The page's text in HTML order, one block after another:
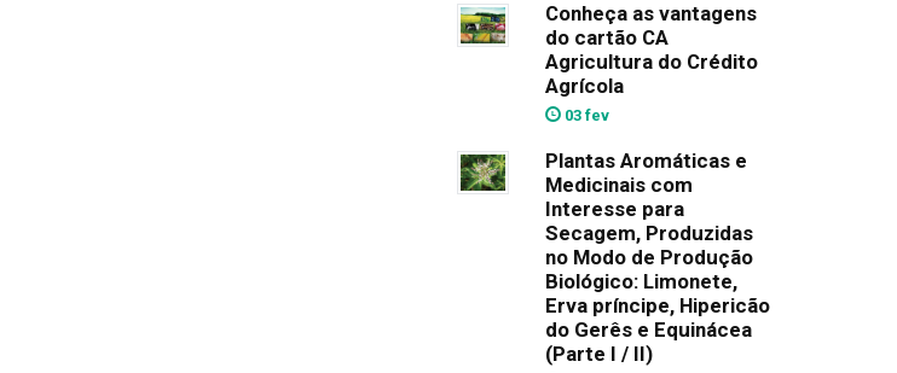
Conheça as vantagens
do cartão CA
Agricultura do Crédito
Agrícola
03 fev
Plantas Aromáticas e
Medicinais com
Interesse para
Secagem, Produzidas
no Modo de Produção
Biológico: Limonete,
Erva príncipe, Hipericão
do Gerês e Equinácea
(Parte I / II)